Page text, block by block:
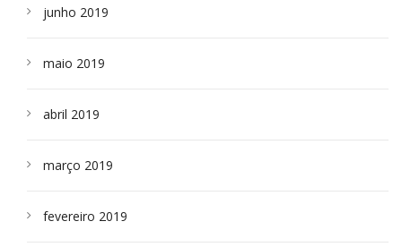
junho 2019
maio 2019
abril 2019
março 2019
fevereiro 2019